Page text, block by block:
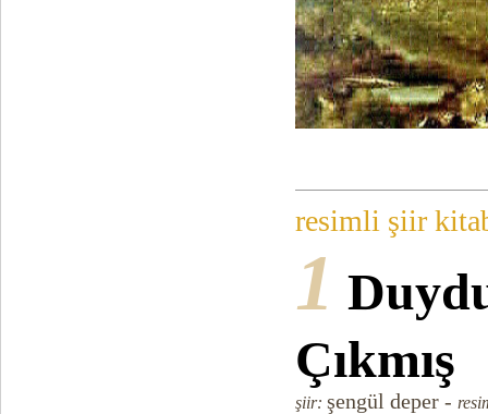
resimli şiir
1
Çıkmış
şiir: şengül deper -